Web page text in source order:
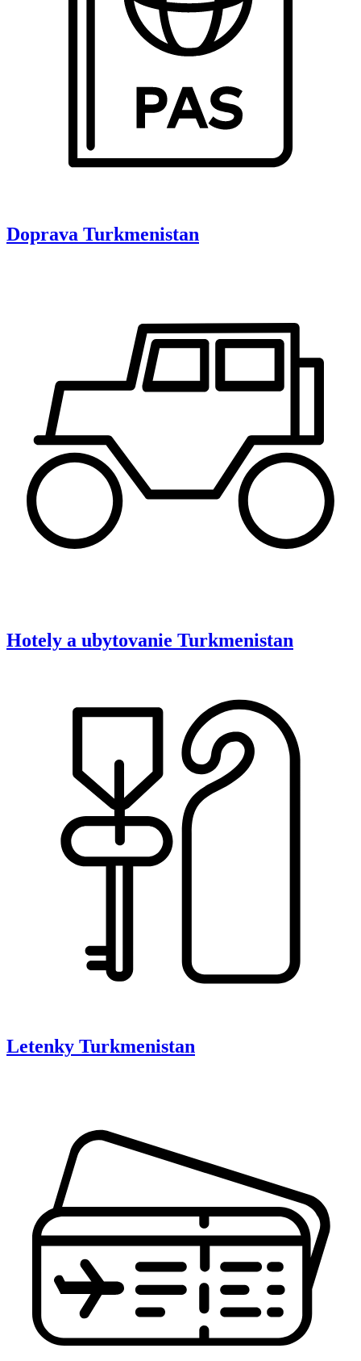
Doprava Turkmenistan
Hotely a ubytovanie Turkmenistan
Letenky Turkmenistan